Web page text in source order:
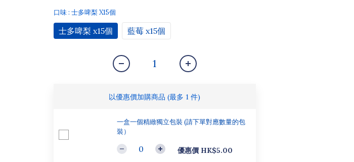
口味: 士多啤梨 X15個
士多啤梨 x15個 藍莓 x15個
以優惠價加購商品 (最多 1 件)
一盒一個精緻獨立包裝 (請下單對應數量的包
裝）
優惠價 HK$5.00